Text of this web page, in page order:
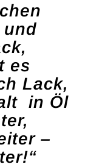
es
Lack,
in Öl
–